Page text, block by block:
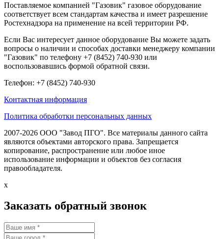
Поставляемое компанией "Газовик" газовое оборудование
соответствует всем стандартам качества и имеет разрешение
Ростехнадзора на применение на всей территории РФ.
Если Вас интересует данное оборудование Вы можете задать
вопросы о наличии и способах доставки менеджеру компании
"Газовик" по телефону +7 (8452) 740-930 или
воспользовавшись формой обратной связи.
Телефон: +7 (8452) 740-930
Контактная информация
Политика обработки персональных данных
2007-2026 ООО "Завод ПГО". Все материалы данного сайта
являются объектами авторского права. Запрещается
копирование, распространение или любое иное
использование информации и объектов без согласия
правообладателя.
x
Заказать обратный звонок